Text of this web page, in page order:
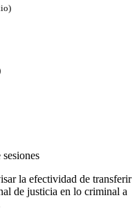
la efectividad de transferir
de justicia en lo criminal a